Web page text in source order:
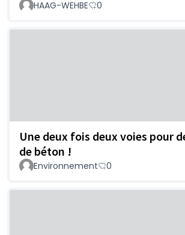
HAAG-WEHBE 0
Une deux fois deux voies pour
de béton !
Environnement 0